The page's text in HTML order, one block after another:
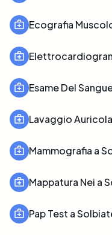
Ecografia
Esame Del
Lavaggio
Mammografia a
Mappatura Nei a
Pap Test a